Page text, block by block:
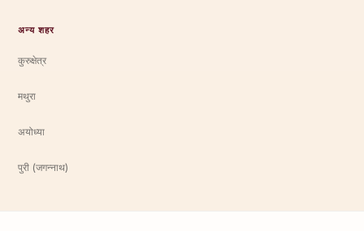
अन्य शहर
कुरुक्षेत्र
मथुरा
अयोध्या
पुरी (जगन्नाथ)